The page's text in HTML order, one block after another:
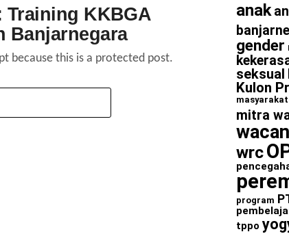
Training KKBGA
Banjarnegara
because this is a protected post.
anak
gender
seksual
Kulon
masyarakat
mitra
wrc
program
tppo